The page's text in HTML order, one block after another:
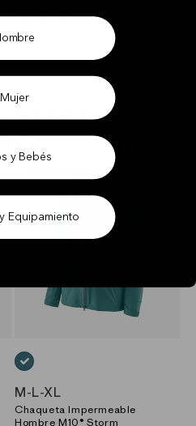
AZUL_(CUBL)
NEGRO_(BLK)
AZUL_(ENLB)
S-M
Chaqueta Impermeable Mujer
Precio
$354.000
5.0
rating
(4)
Vista rápida
AZUL_(WLDB)
M-L-XL
Chaqueta Impermeable
Hombre M10® Storm
Mujer
y Bebés
Equipamiento